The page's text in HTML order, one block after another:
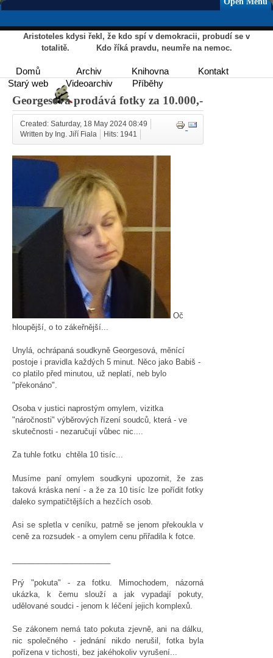
Aristoteles kdysi řekl, že kdo spí v demokracii, probudí se v
totalitě. Kdo říká pravdu, neumře na nemoc.
Domů Archiv Knihovna
Kontakt
Starý web
Videoarchiv Příběhy
Georgesová prodává fotky za 10.000,-
Created: Saturday, 18 May 2024 08:49
Written by Ing. Jiří Fiala
Hits: 1941
Oč
hloupější, o to zákeřnější...
Unylá, ochrápaná soudkyně Georgesová, měnící
postoje i pravidla každých 5 minut. Něco jako Babiš -
co platilo před minutou, už neplatí, neb bylo
"překonáno".
Osoba v justici naprostým omylem, vizitka
"náročnosti" výběrových řízení soudců, která - ve
skutečnosti - nezaručují vůbec nic....
Za tuhle fotku chtěla 10 tisíc...
Musíme paní omylem soudkyni upozornit, že zas
taková kráska není - a že za 10 tisíc lze pořídit fotky
daleko sympatičtějších a hezčích osob.
Asi se spletla v ceníku, patrně se jenom překoukla v
ceně za rozsudek - a omylem cenu přiřadila k fotce.
Prý "pokuta" - za fotku. Mimochodem, názorná
ukázka, k čemu slouží a jak vypadají pokuty,
udělované soudci - jenom k léčení jejich komplexů.
Se zákonem nemá tato pokuta zjevně, ani na dálku,
nic společného - jednání nikdo nerušil, fotka byla
pořízena v tichosti, bez jakéhokoliv vyrušení...